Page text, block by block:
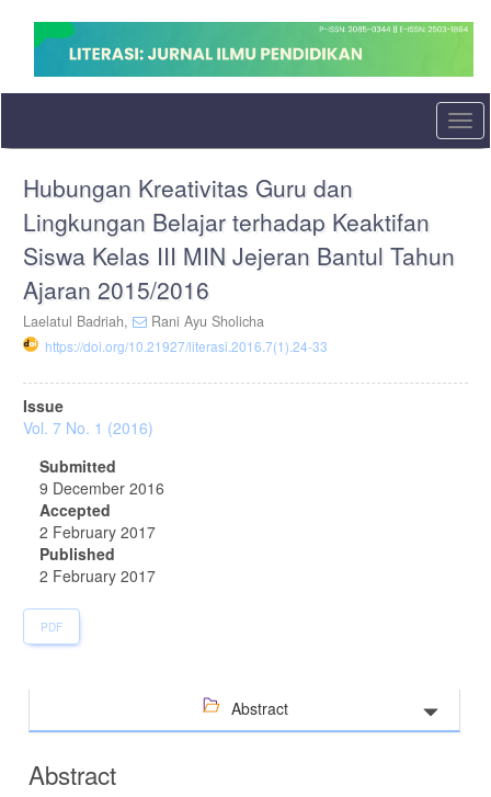
content
Content
Sidebar
Hubungan Kreativitas Guru dan
Lingkungan Belajar terhadap Keaktifan
Siswa Kelas III MIN Jejeran Bantul Tahun
Ajaran 2015/2016
Laelatul Badriah, Rani Ayu Sholicha
https://doi.org/10.21927/literasi.2016.7(1).24-33
Article
Sidebar
Issue
Vol. 7 No. 1 (2016)
Submitted
9 December 2016
Accepted
2 February 2017
Published
2 February 2017
PDF
Abstract
Abstract